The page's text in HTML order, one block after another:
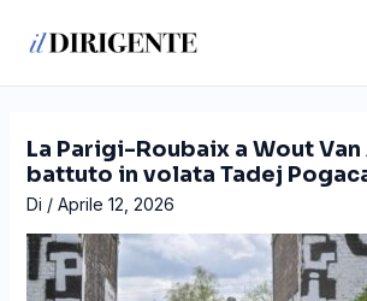
La Parigi-Roubaix a Wout
battuto in volata Tadej
Di / Aprile 12, 2026
articoli